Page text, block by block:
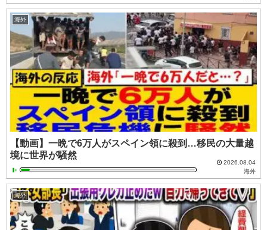
海外
【動画】一晩で6万人がスペイン領に殺到…移民の大量越
境に世界が騒然
2026.08.04
海外
海外